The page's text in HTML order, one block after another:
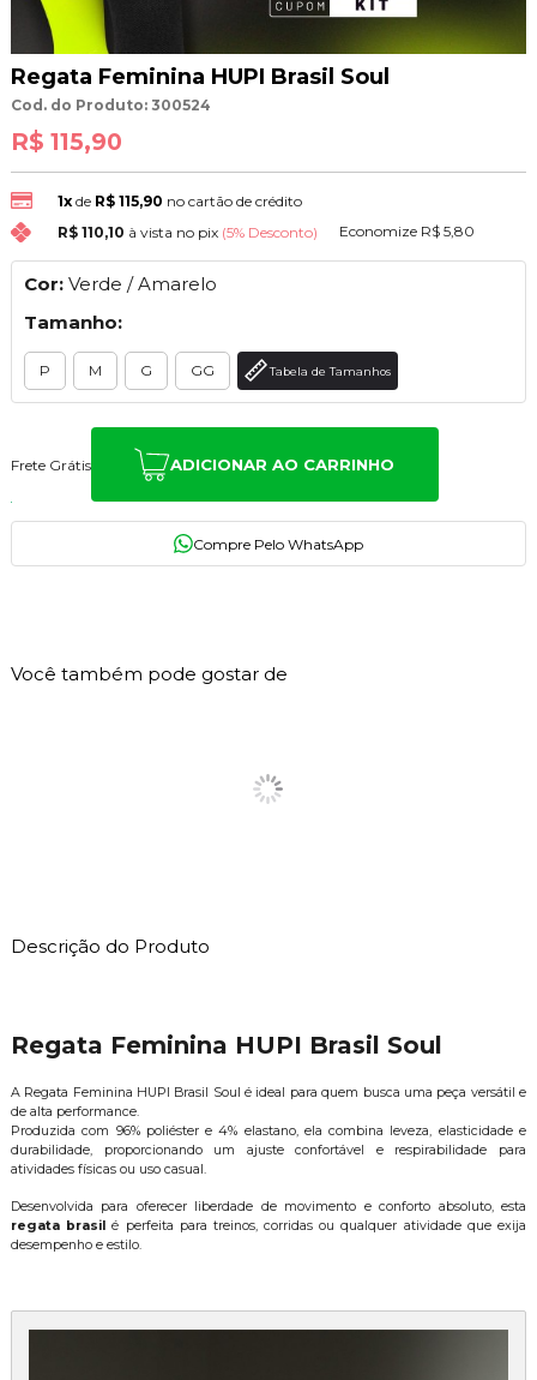
Regata Feminina HUPI Brasil Soul
Cod. do Produto: 300524
R$ 115,90
1xde R$ 115,90 no cartão de crédito
R$ 110,10 à vista no pix (5% Desconto) Economize R$ 5,80
Cor: Verde / Amarelo
Tamanho:
P M G GG Tabela de Tamanhos
Frete Grátis ADICIONAR AO CARRINHO
Você também pode gostar de
Descrição do Produto
Regata Feminina HUPI Brasil Soul
A Regata Feminina HUPI Brasil Soul é ideal para quem busca uma peça versátil e
de alta performance.
Produzida com 96% poliéster e 4% elastano, ela combina leveza, elasticidade e
durabilidade, proporcionando um ajuste confortável e respirabilidade para
atividades físicas ou uso casual.
Desenvolvida para oferecer liberdade de movimento e conforto absoluto, esta
regata brasil é perfeita para treinos, corridas ou qualquer atividade que exija
desempenho e estilo.